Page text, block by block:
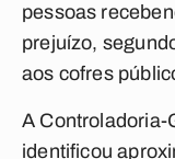
pessoas
prejuízo,
aos cofres
A Controladoria-
identificou